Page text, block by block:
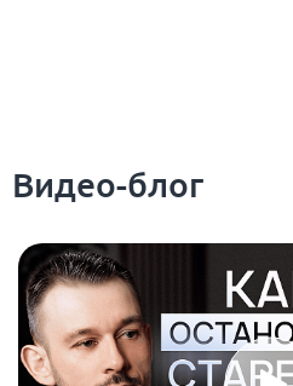
Видео-блог